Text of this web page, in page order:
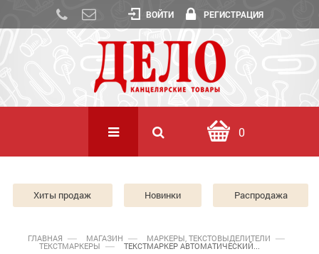
ВОЙТИ РЕГИСТРАЦИЯ
0
Хиты продаж Новинки Распродажа
ГЛАВНАЯ МАГАЗИН МАРКЕРЫ, ТЕКСТОВЫДЕЛИТЕЛИ
ТЕКСТМАРКЕРЫ ТЕКСТМАРКЕР АВТОМАТИЧЕСКИЙ...